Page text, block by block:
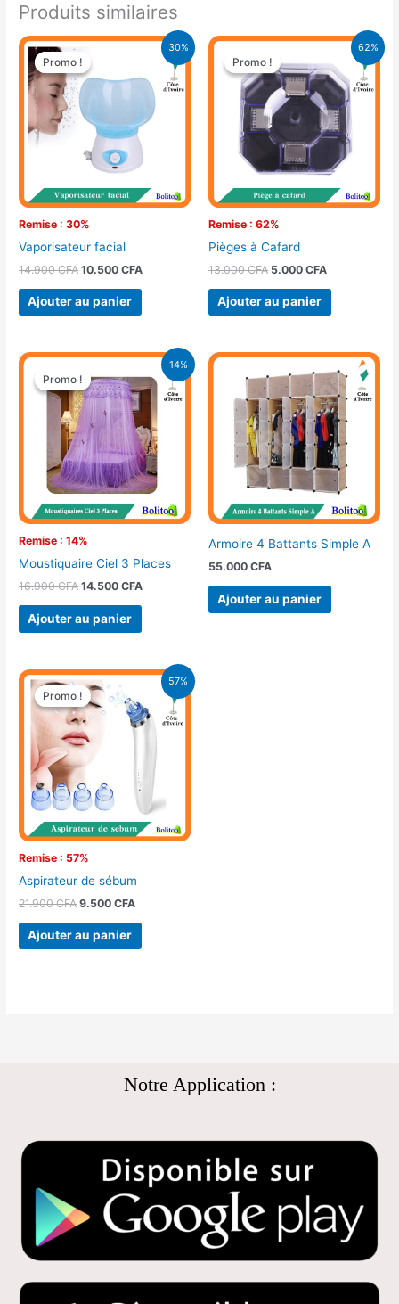
Produits similaires
30%
Promo !
Remise : 30%
Promo !
Vaporisateur facial
14.900CFA
Le
prix
initial
était :
10.500CFA
Le
prix
actuel
est :
10.500 CFA.
Ajouter au panier
62%
Promo !
Remise : 62%
Promo !
Pièges à Cafard
13.000CFA
Le
prix
initial
était :
13.000 CFA.
5.000 CFA
Le
actuel
est :
5.000 CFA.
Ajouter au panier
14%
Promo !
Remise : 14%
Promo !
Moustiquaire Ciel 3 Places
16.900CFA
Le
prix
initial
était :
16.900 CFA.
14.500CFA
Le
prix
actuel
est :
14.500 CFA.
Ajouter au panier
Armoire 4 Battants Simple A
55.000 CFA
Ajouter au panier
57%
Promo !
Remise : 57%
Promo !
Aspirateur de sébum
21.900CFA
Le
prix
initial
était :
21.900 CFA.
9.500CFA
Le
actuel
est :
9.500 CFA.
Ajouter au panier
Notre Application :